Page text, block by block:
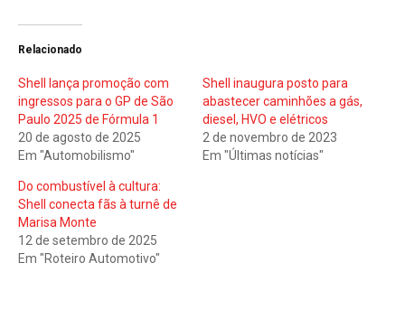
Relacionado
Shell lança promoção com
ingressos para o GP de São
Paulo 2025 de Fórmula 1
20 de agosto de 2025
Em "Automobilismo"
Shell inaugura posto para
abastecer caminhões a gás,
diesel, HVO e elétricos
2 de novembro de 2023
Em "Últimas notícias"
Do combustível à cultura:
Shell conecta fãs à turnê de
Marisa Monte
12 de setembro de 2025
Em "Roteiro Automotivo"